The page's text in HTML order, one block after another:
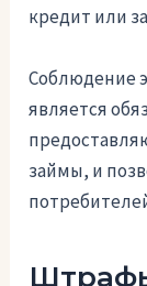
кредит или
Соблюдение
является
займы, и